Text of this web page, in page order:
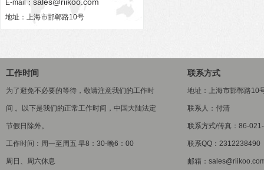
E-mail：
地址：上海市邯郸路10号
工作时间
为了避免不必要的等待，敬请注意我们的工作时
间 。以下是我们的正常工作时间，中国大陆法定
节假日除外。
工作时间：周一至周五 早8：30-晚6：00
周日、周六休息
联系方式
地址：上海市邯郸路10
联系人：付清
联系方式/传真：86-
联系QQ：2312238490
邮箱：